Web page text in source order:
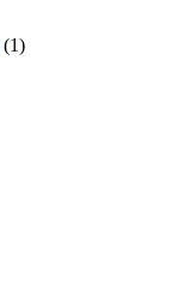
(1)